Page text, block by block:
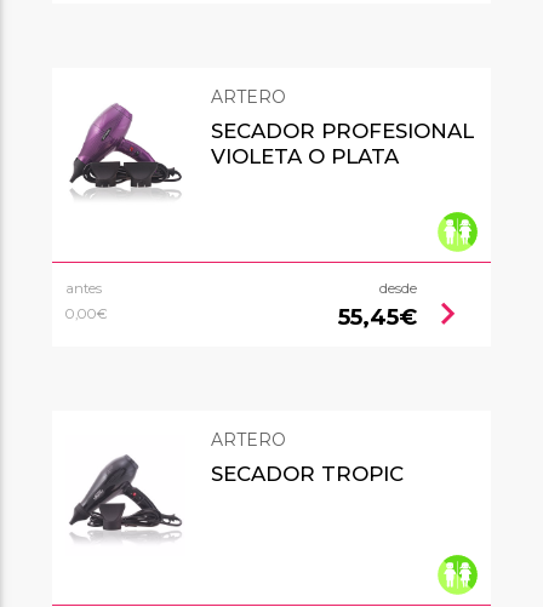
ARTERO
SECADOR PROFESIONAL
VIOLETA O PLATA
antes
0,00€
desde
55,45€ chevron_right
ARTERO
SECADOR TROPIC